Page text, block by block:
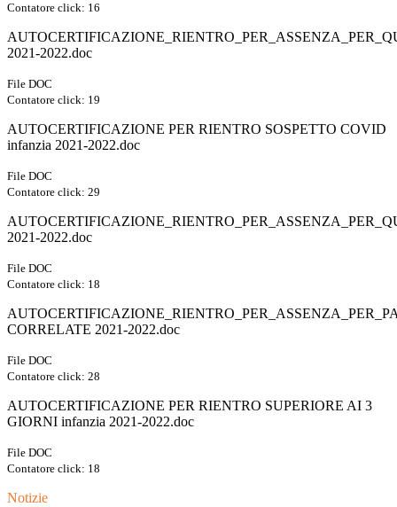
Contatore click: 16
2021-2022.doc
File DOC
Contatore click: 19
AUTOCERTIFICAZIONE PER RIENTRO SOSPETTO COVID
infanzia 2021-2022.doc
File DOC
Contatore click: 29
2021-2022.doc
File DOC
Contatore click: 18
CORRELATE 2021-2022.doc
File DOC
Contatore click: 28
AUTOCERTIFICAZIONE PER RIENTRO SUPERIORE AI 3
GIORNI infanzia 2021-2022.doc
File DOC
Contatore click: 18
Notizie